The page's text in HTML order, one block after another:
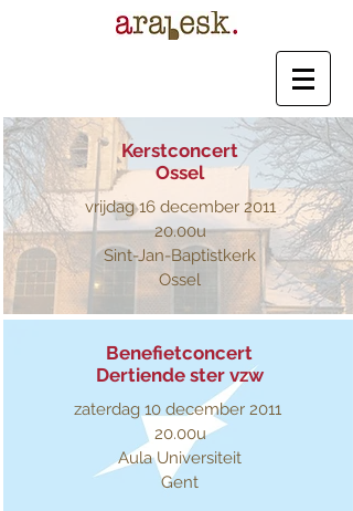
Kerstconcert
Ossel
vrijdag 16 december 2011
20.00u
Sint-Jan-Baptistkerk
Ossel
Benefietconcert
Dertiende ster vzw
zaterdag 10 december 2011
20.00u
Aula Universiteit
Gent